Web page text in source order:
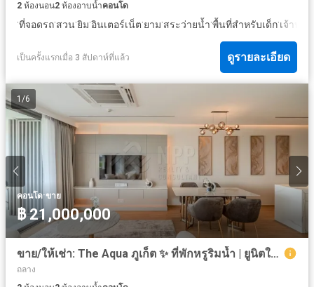
2 ห้องนอน2 ห้องอาบน้ำคอนโด
·ที่จอดรถ·สวน·ยิม·อินเตอร์เน็ต·ยาม·สระว่ายน้ำ·พื้นที่สำหรับเด็ก·เจ้าหน้
เป็นครั้งแรกเมื่อ 3 สัปดาห์ที่แล้ว ดูรายละเอียด
1 /6
คอนโด·ขาย
฿ 21,000,000
ขาย/ให้เช่า: The Aqua ภูเก็ต ✨ ที่พักหรูริมน้ำ | ยูนิตใหม่เอี่ยม
ถลาง